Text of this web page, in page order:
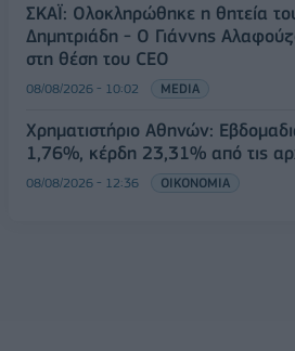
ΣΚΑΪ: Ολοκληρώθηκε η θητεία
Δημητριάδη - Ο Γιάννης
στη θέση του CEO
08/08/2026 - 10:02 MEDIA
Χρηματιστήριο Αθηνών:
1,76%, κέρδη 23,31% από τις
08/08/2026 - 12:36 ΟΙΚΟΝΟΜΙΑ